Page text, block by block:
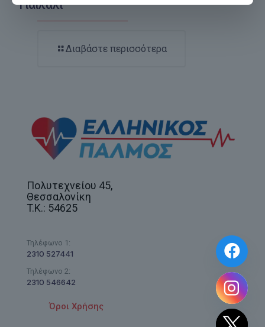
Γιαϊλαλί
Διαβάστε περισσότερα
Πολυτεχνείου 45,
Θεσσαλονίκη
T.K.: 54625
2310 527441
Τηλέφωνο 1:
2310 546642
Τηλέφωνο 2:
Όροι Χρήσης